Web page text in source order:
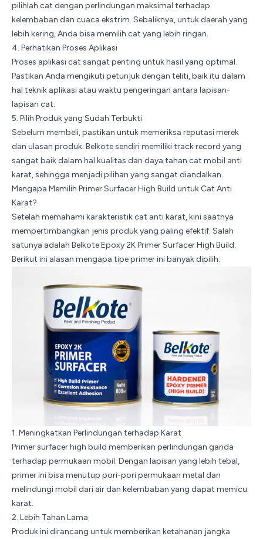
pilihlah cat dengan perlindungan maksimal terhadap
kelembaban dan cuaca ekstrim. Sebaliknya, untuk daerah yang
lebih kering, Anda bisa memilih cat yang lebih ringan.
4. Perhatikan Proses Aplikasi
Proses aplikasi cat sangat penting untuk hasil yang optimal.
Pastikan Anda mengikuti petunjuk dengan teliti, baik itu dalam
hal teknik aplikasi atau waktu pengeringan antara lapisan-
lapisan cat.
5. Pilih Produk yang Sudah Terbukti
Sebelum membeli, pastikan untuk memeriksa reputasi merek
dan ulasan produk. Belkote sendiri memiliki track record yang
sangat baik dalam hal kualitas dan daya tahan cat mobil anti
karat, sehingga menjadi pilihan yang sangat diandalkan.
Mengapa Memilih Primer Surfacer High Build untuk Cat Anti
Karat?
Setelah memahami karakteristik cat anti karat, kini saatnya
mempertimbangkan jenis produk yang paling efektif. Salah
satunya adalah Belkote Epoxy 2K Primer Surfacer High Build.
Berikut ini alasan mengapa tipe primer ini banyak dipilih:
1. Meningkatkan Perlindungan terhadap Karat
Primer surfacer high build memberikan perlindungan ganda
terhadap permukaan mobil. Dengan lapisan yang lebih tebal,
primer ini bisa menutup pori-pori permukaan metal dan
melindungi mobil dari air dan kelembaban yang dapat memicu
karat.
2. Lebih Tahan Lama
Produk ini dirancang untuk memberikan ketahanan jangka